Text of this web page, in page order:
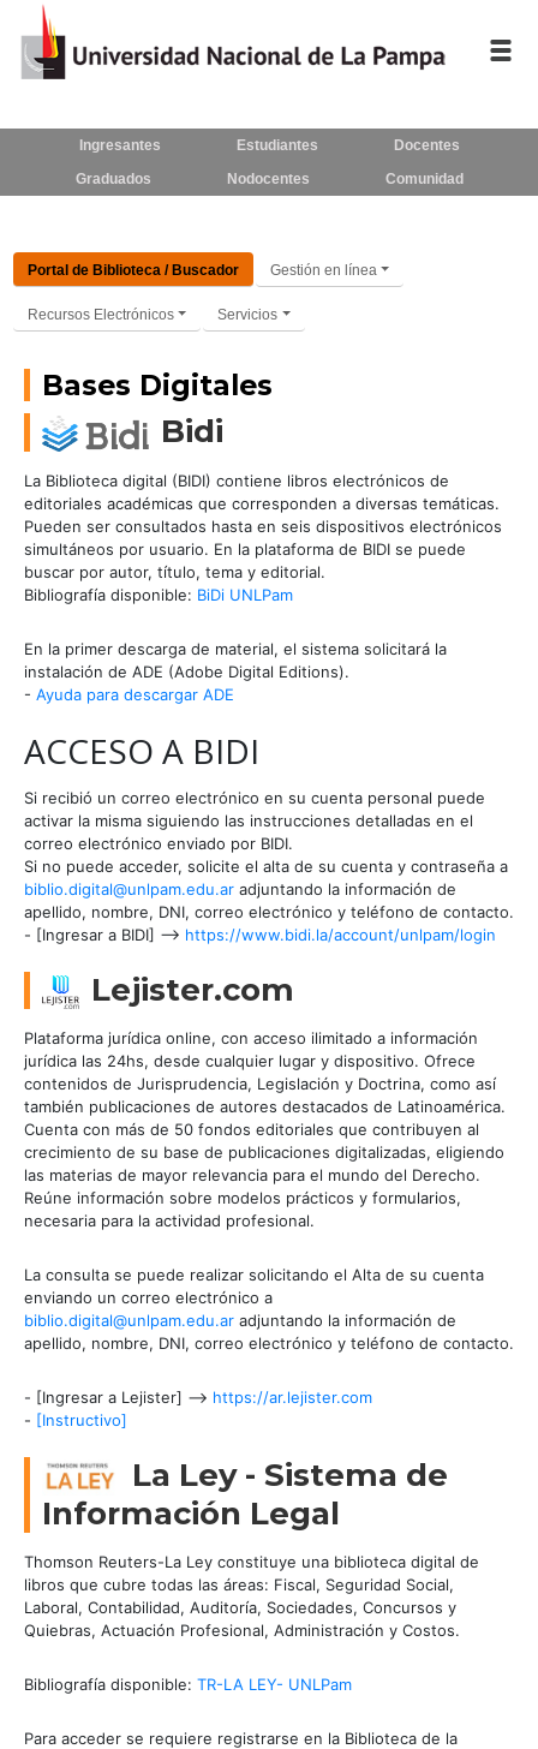
La UNLPam
Rectorado / Secretarías
Facultades
Contacto
Seguínosen:
Ingresantes Estudiantes
Docentes
Graduados
Nodocentes Comunidad
Portal de Biblioteca / Buscador Gestión en línea
Recursos Electrónicos Servicios
Bases Digitales
Bidi
La Biblioteca digital (BIDI) contiene libros electrónicos de
editoriales académicas que corresponden a diversas temáticas.
Pueden ser consultados hasta en seis dispositivos electrónicos
simultáneos por usuario. En la plataforma de BIDI se puede
buscar por autor, título, tema y editorial.
Bibliografía disponible: BiDi UNLPam
En la primer descarga de material, el sistema solicitará la
instalación de ADE (Adobe Digital Editions).
- Ayuda para descargar ADE
ACCESO A BIDI
Si recibió un correo electrónico en su cuenta personal puede
activar la misma siguiendo las instrucciones detalladas en el
correo electrónico enviado por BIDI.
Si no puede acceder, solicite el alta de su cuenta y contraseña a
biblio.digital@unlpam.edu.ar adjuntando la información de
apellido, nombre, DNI, correo electrónico y teléfono de contacto.
- [Ingresar a BIDI] --> https://www.bidi.la/account/unlpam/login
Lejister.com
Plataforma jurídica online, con acceso ilimitado a información
jurídica las 24hs, desde cualquier lugar y dispositivo. Ofrece
contenidos de Jurisprudencia, Legislación y Doctrina, como así
también publicaciones de autores destacados de Latinoamérica.
Cuenta con más de 50 fondos editoriales que contribuyen al
crecimiento de su base de publicaciones digitalizadas, eligiendo
las materias de mayor relevancia para el mundo del Derecho.
Reúne información sobre modelos prácticos y formularios,
necesaria para la actividad profesional.
La consulta se puede realizar solicitando el Alta de su cuenta
enviando un correo electrónico a
biblio.digital@unlpam.edu.ar adjuntando la información de
apellido, nombre, DNI, correo electrónico y teléfono de contacto.
- [Ingresar a Lejister] --> https://ar.lejister.com
- [Instructivo]
La Ley - Sistema de
Información Legal
Thomson Reuters-La Ley constituye una biblioteca digital de
libros que cubre todas las áreas: Fiscal, Seguridad Social,
Laboral, Contabilidad, Auditoría, Sociedades, Concursos y
Quiebras, Actuación Profesional, Administración y Costos.
Bibliografía disponible: TR-LA LEY- UNLPam
Para acceder se requiere registrarse en la Biblioteca de la